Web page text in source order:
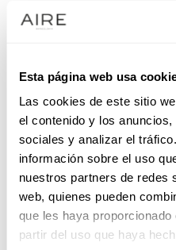
Esta página web usa
Las cookies de este sitio
el contenido y los
sociales y analizar el
información sobre el uso
nuestros partners de redes
web, quienes pueden
que les haya
partir del uso que haya